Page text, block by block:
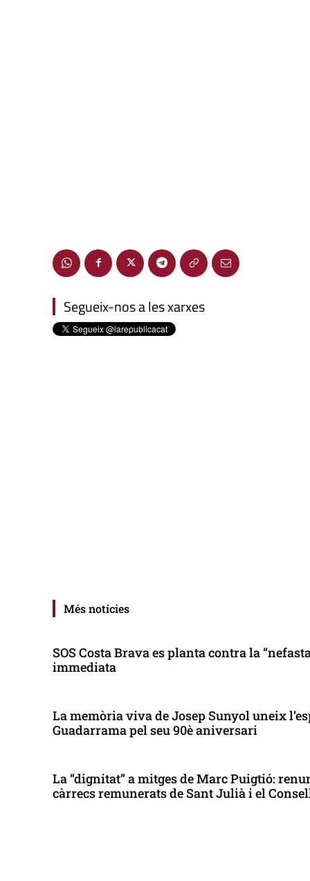
Segueix-nos a les xarxes
Més notícies
SOS Costa Brava es planta contra la
immediata
La memòria viva de Josep Sunyol uneix
Guadarrama pel seu 90è aniversari
La “dignitat” a mitges de Marc Puigtió:
càrrecs remunerats de Sant Julià i el